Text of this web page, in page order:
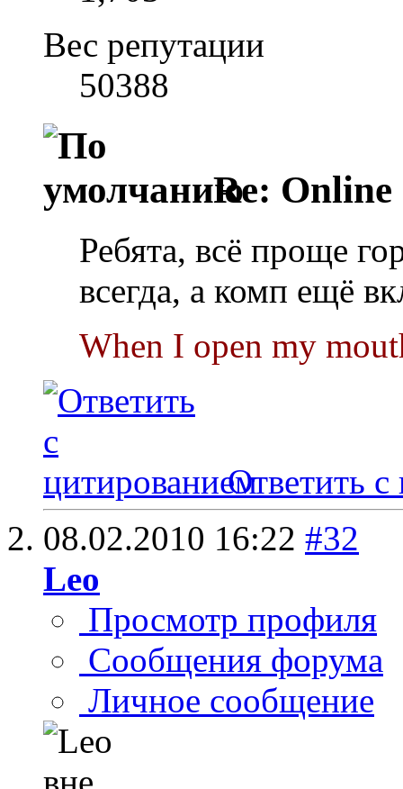
Вес репутации
50388
Re: Online
Ребята, всё проще
всегда, а комп ещё
When I open my
Ответить с
08.02.2010 16:22 #32
Leo
Просмотр профиля
Сообщения форума
Личное сообщение